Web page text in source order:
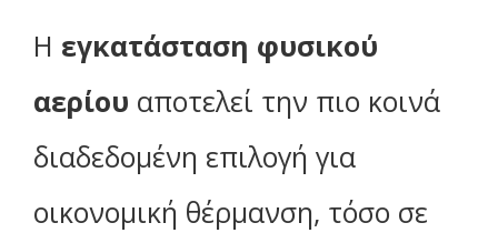
Η εγκατάσταση φυσικού
αερίου αποτελεί την πιο κοινά
διαδεδομένη επιλογή για
οικονομική θέρμανση, τόσο σε